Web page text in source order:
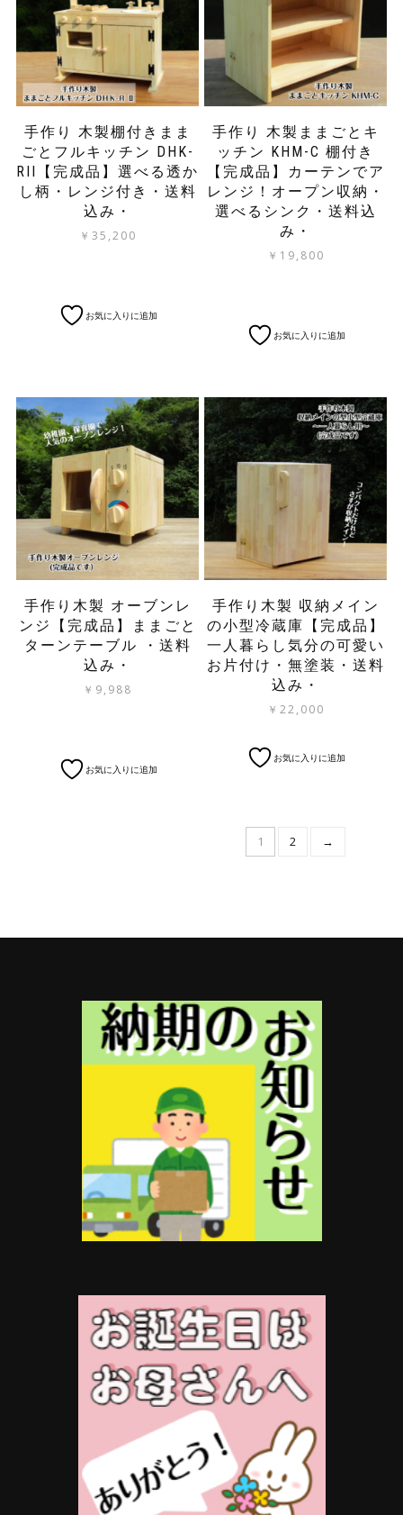
選
択
ま
す
で
ま
す
手作り 木製棚付きまま
ごとフルキッチン DHK-
RII【完成品】選べる透か
し柄・レンジ付き・送料
込み・
￥ 35,200
お気に入りに追加
手作り 木製ままごとキ
ッチン KHM-C 棚付き
【完成品】カーテンでア
レンジ！オープン収納・
選べるシンク・送料込
み・
￥ 19,800
お気に入りに追加
手作り木製 オーブンレ
ンジ【完成品】ままごと
ターンテーブル ・送料
込み・
￥ 9,988
お気に入りに追加
手作り木製 収納メイン
の小型冷蔵庫【完成品】
一人暮らし気分の可愛い
お片付け・無塗装・送料
込み・
￥ 22,000
の
は
ョ
ン
が
あ
り
す。
オ
プ
シ
ョ
ン
は
か
ら
択
で
ま
お気に入りに追加
1 2 →